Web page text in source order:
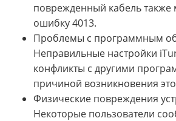
поврежденный кабель также
ошибку 4013.
Проблемы с программным
Неправильные настройки
конфликты с другими
причиной возникновения
Физические повреждения
Некоторые пользователи